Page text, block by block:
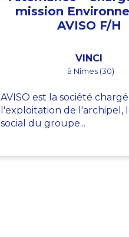
mission
AVISO F/H
VINCI
à Nîmes (30)
AVISO est la société
l'exploitation de l'archipel,
social du groupe...